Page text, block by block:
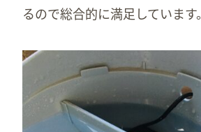
るので総合的に満足しています。